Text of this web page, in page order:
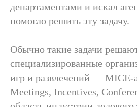
департаментами и искал
помогло решить эту задачу.
Обычно такие задачи
специализированные
игр и развлечений — MICE-
Meetings, Incentives,